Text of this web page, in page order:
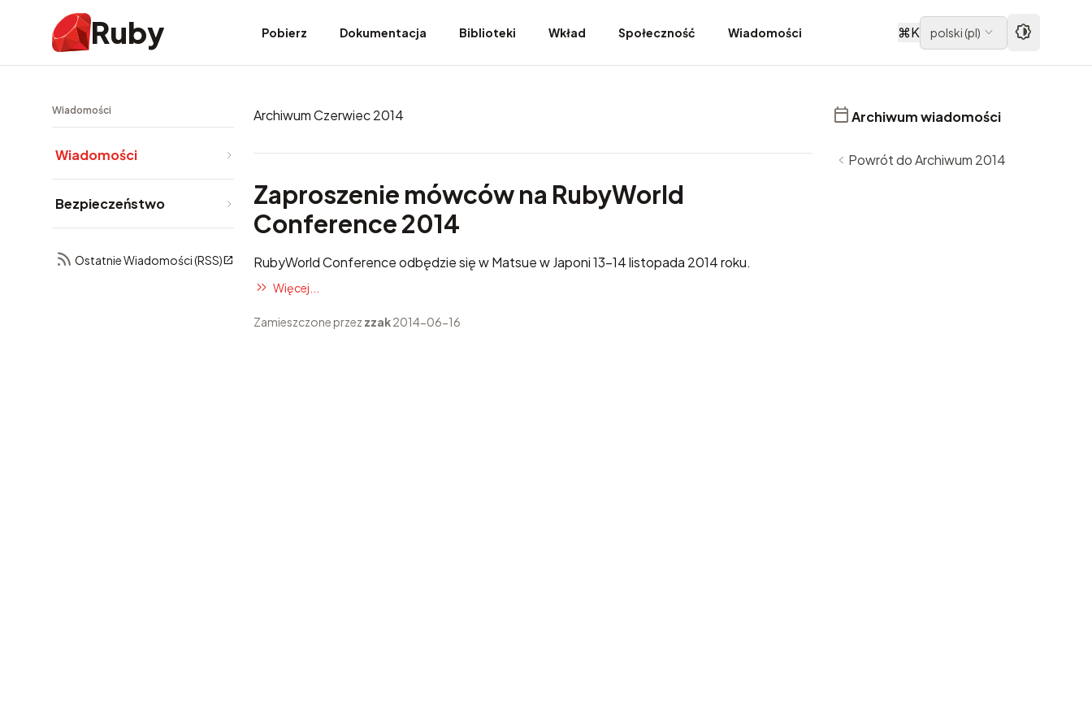
Ruby Pobierz Dokumentacja Biblioteki Wkład Społeczność Wiadomości ⌘K polski(pl)
Wiadomości
Wiadomości
Bezpieczeństwo
Ostatnie Wiadomości (RSS)
Archiwum Czerwiec 2014
Zaproszenie mówców na RubyWorld
Conference 2014
RubyWorld Conferenceodbędzie się w Matsue w Japoni 13-14 listopada 2014 roku.
Więcej...
Zamieszczone przez zzak2014-06-16
Archiwum wiadomości
Powrót do Archiwum 2014